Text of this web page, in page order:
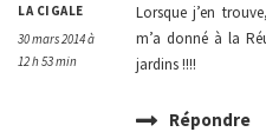
LA CIGALE
30 mars 2014 à
12 h 53 min
Lorsque j’en
m’a donné à la
jardins !!!!
Répondre